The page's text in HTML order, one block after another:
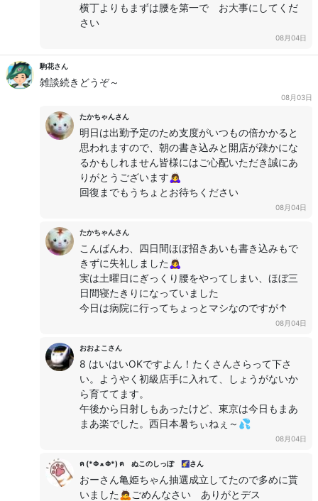
横丁よりもまずは腰を第一で お大事にしてくだ
さい
08月04日
駒花さん
雑談続きどうぞ～
08月03日
たかちゃんさん
明日は出勤予定のため支度がいつもの倍かかると
思われますので、朝の書き込みと開店が疎かにな
るかもしれません皆様にはご心配いただき誠にあ
りがとうございます🙇‍♀️
回復までもうちょとお待ちください
08月04日
たかちゃんさん
こんばんわ、四日間ほぼ招きあいも書き込みもで
きずに失礼しました🙇‍♀️
実は土曜日にぎっくり腰をやってしまい、ほぼ三
日間寝たきりになっていました
今日は病院に行ってちょっとマシなのですが↑
08月04日
おおよこさん
8 はいはいOKですよん！たくさんさらって下さ
い。ようやく初級店手に入れて、しょうがないか
ら育ててます。
午後から日射しもあったけど、東京は今日もまあ
まあ楽でした。西日本暑ちぃねぇ～💦
08月04日
ฅ (*Φ ﻌ Φ*) ฅ ぬこのしっぽ 🌠さん
おーさん亀姫ちゃん抽選成立してたので多めに貰
いました🙇ごめんなさい ありがとデス